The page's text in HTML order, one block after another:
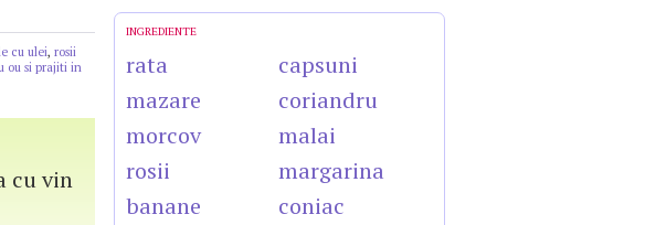
cu ulei, rosii
ou si prajiti in
cu vin
INGREDIENTE
rata
mazare
morcov
rosii
banane
capsuni
coriandru
malai
margarina
coniac